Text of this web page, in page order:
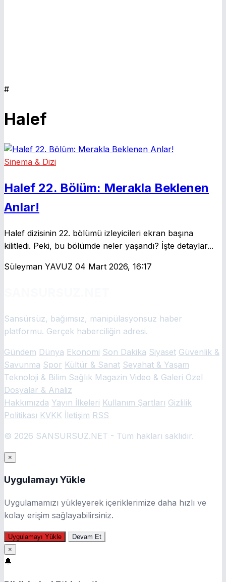
#
Halef
Sinema & Dizi
Halef 22. Bölüm: Merakla Beklenen
Anlar!
Halef dizisinin 22. bölümü izleyicileri ekran başına
kilitledi. Peki, bu bölümde neler yaşandı? İşte detaylar...
Süleyman YAVUZ 04 Mart 2026, 16:17
Sansürsüz, bağımsız, manipülasyonsuz haber
platformu. Gerçek haberciliğin adresi.
Gündem Dünya Ekonomi Son Dakika Siyaset Güvenlik &
Savunma Spor Kültür & Sanat Seyahat & Yaşam
Teknoloji & Bilim Sağlık Magazin Video & Galeri Özel
Dosyalar & Analiz
Hakkımızda Yayın İlkeleri Kullanım Şartları Gizlilik
Politikası KVKK İletişim RSS
© 2026 SANSURSUZ.NET - Tüm hakları saklıdır.
×
Uygulamayı Yükle
Uygulamamızı yükleyerek içeriklerimize daha hızlı ve
kolay erişim sağlayabilirsiniz.
Uygulamayı Yükle
Devam Et
×
🔔